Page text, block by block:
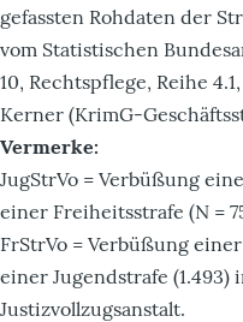
gefassten Rohdaten der
vom Statistischen
10, Rechtspflege, Reihe
Kerner (KrimG-
Vermerke:
JugStrVo = Verbüßung
einer Freiheitsstrafe (N =
FrStrVo = Verbüßung
einer Jugendstrafe (1.493)
Justizvollzugsanstalt.